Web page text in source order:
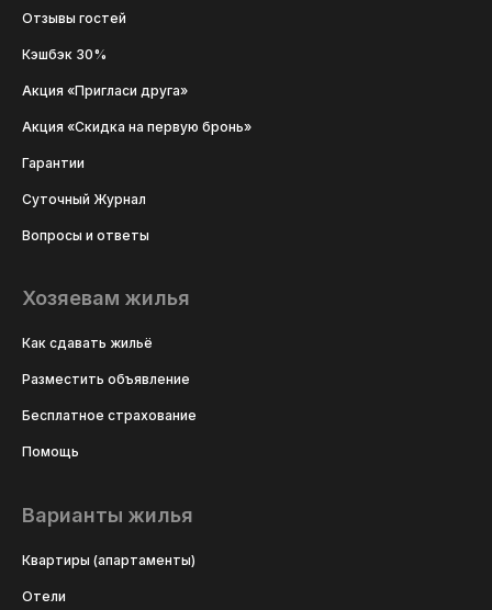
Отзывы гостей
Кэшбэк 30%
Акция «Пригласи друга»
Акция «Скидка на первую бронь»
Гарантии
Суточный Журнал
Вопросы и ответы
Хозяевам жилья
Как сдавать жильё
Разместить объявление
Бесплатное страхование
Помощь
Варианты жилья
Квартиры (апартаменты)
Отели